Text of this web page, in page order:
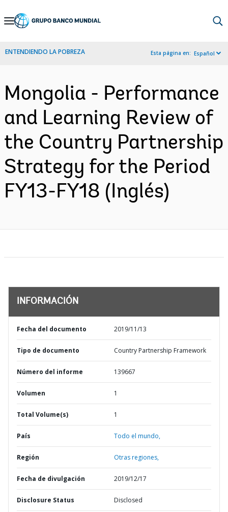
Skip
Navigation
ENTENDIENDO LA POBREZA Esta página en: Español
Mongolia - Performance
and Learning Review of
the Country Partnership
Strategy for the Period
FY13-FY18 (Inglés)
INFORMACIÓN
Fecha del documento 2019/11/13
Tipo de documento Country Partnership Framework
Número del informe 139667
Volumen 1
Total Volume(s) 1
País Todo el mundo,
Región Otras regiones,
Fecha de divulgación 2019/12/17
Disclosure Status Disclosed